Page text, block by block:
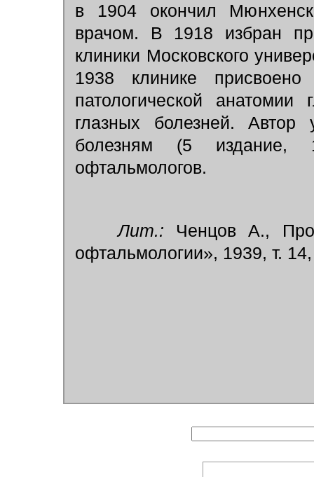
в 1904 окончил
врачом. В 1918 избран
клиники Московского
1938 клинике
патологической
глазных болезней. Автор
болезням (5 издание,
офтальмологов.
Лит.: Ченцов А.,
офтальмологии», 1939, т.